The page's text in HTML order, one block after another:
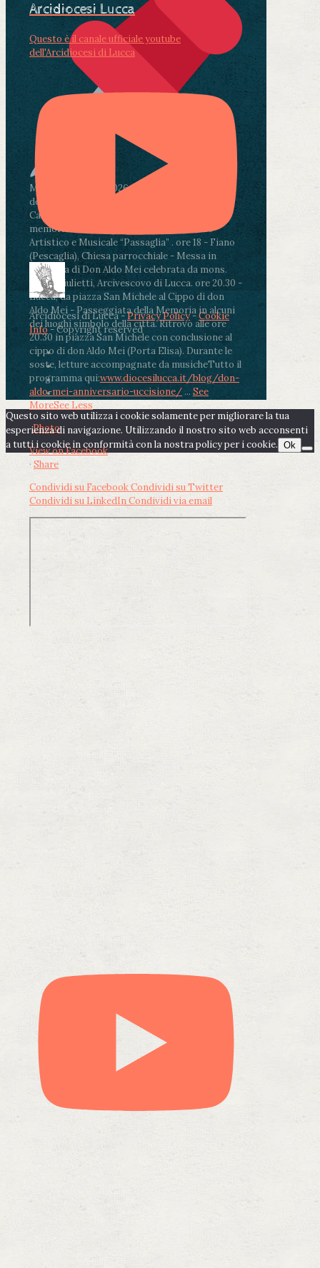
Martedì 4 agosto2026ore 11:30 - Lucca, Scuola
dell’Infanzia don Aldo Mei - Viale Castruccio
Castracani 435 - Inaugurazione murales in
memoria di don Aldo Mei curato dal Liceo
Artistico e Musicale “Passaglia” . ore 18 - Fiano
(Pescaglia), Chiesa parrocchiale - Messa in
memoria di Don Aldo Mei celebrata da mons.
Paolo Giulietti, Arcivescovo di Lucca. ore 20.30 -
Lucca, da piazza San Michele al Cippo di don
Aldo Mei - Passeggiata della Memoria in alcuni
dei luoghi simbolo della città. Ritrovo alle ore
20.30 in piazza San Michele con conclusione al
cippo di don Aldo Mei (Porta Elisa). Durante le
soste, letture accompagnate da musicheTutto il
programma qui:www.diocesilucca.it/blog/don-
aldo-mei-anniversario-uccisione/ ... See
MoreSee Less
Photo
View on Facebook
· Share
Condividi su FacebookCondividi su Twitter
Condividi su LinkedInCondividi via email
Arcidiocesi Lucca
Questo è il canale ufficiale youtube
dell'Arcidiocesi di Lucca
Arcidiocesi di Lucca -Privacy Policy-Cookie
Info- Copyright reserved
Questo sito web utilizza i cookie solamente per migliorare la tua
esperienza di navigazione. Utilizzando il nostro sito web acconsenti
a tutti i cookie in conformità con la nostra policy per i cookie. Ok